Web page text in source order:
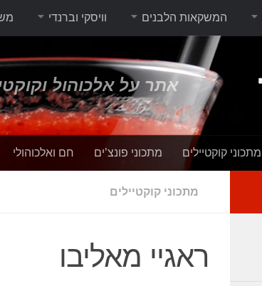
המשקאות הלבנים וויסקי וברנדי
אתר על אלכוהול
מתכוני קוקטיילים מתכוני פונצ’ים חם ואלכוהולי
מתכוני קוקטיילים
ראגיי מאליבו